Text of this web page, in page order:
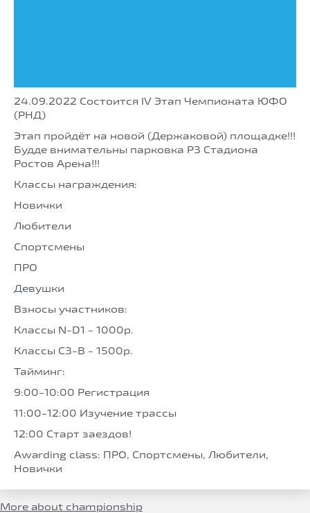
24.09.2022 Состоится IV Этап Чемпионата ЮФО
(РНД)
Этап пройдёт на новой (Держаковой) площадке!!!
Будде внимательны парковка Р3 Стадиона
Ростов Арена!!!
Классы награждения:
Новички
Любители
Спортсмены
ПРО
Девушки
Взносы участников:
Классы N-D1 - 1000р.
Классы С3-B - 1500р.
Тайминг:
9:00-10:00 Регистрация
11:00-12:00 Изучение трассы
12:00 Старт заездов!
Awarding class: ПРО, Спортсмены, Любители,
Новички
More about championship